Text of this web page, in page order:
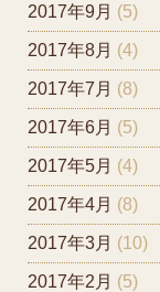
2017年9月 (5)
2017年8月 (4)
2017年7月 (8)
2017年6月 (5)
2017年5月 (4)
2017年4月 (8)
2017年3月 (10)
2017年2月 (5)